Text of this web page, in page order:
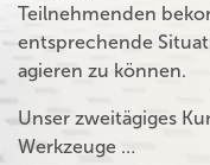
Teilnehmenden
entsprechende
agieren zu können.
Unser zweitägiges
Werkzeuge …